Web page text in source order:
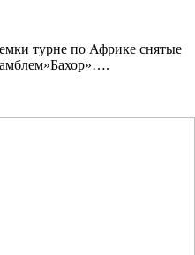
турне по Африке снятые